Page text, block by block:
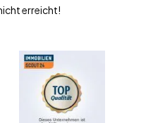
erreicht!